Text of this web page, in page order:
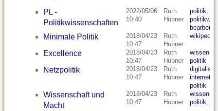
PL -
Politikwissenschaften
2022/05/06
10:40
Ruth
Hübner
politik,
Minimale Politik
2018/04/23
10:47
Ruth
Hübner
wikipedia
Excellence
2018/04/23
10:47
Ruth
Hübner
politik
Netzpolitik
2018/04/23
10:47
Ruth
Hübner
internet
politik
Wissenschaft und
Macht
2018/04/23
10:47
Ruth
Hübner
politik,